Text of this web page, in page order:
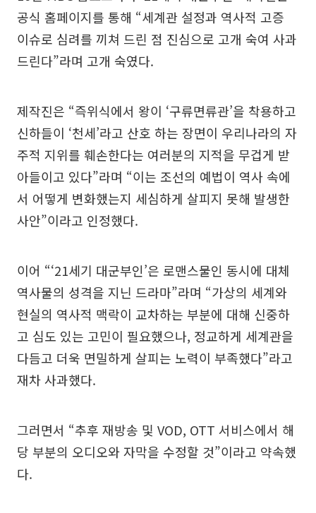
공식 홈페이지를 통해 “세계관 설정과 역사적 고증
이슈로 심려를 끼쳐 드린 점 진심으로 고개 숙여 사과
드린다”라며 고개 숙였다.
제작진은 “즉위식에서 왕이 ‘구류면류관’을 착용하고
신하들이 ‘천세’라고 산호 하는 장면이 우리나라의 자
주적 지위를 훼손한다는 여러분의 지적을 무겁게 받
아들이고 있다”라며 “이는 조선의 예법이 역사 속에
서 어떻게 변화했는지 세심하게 살피지 못해 발생한
사안”이라고 인정했다.
이어 “‘21세기 대군부인’은 로맨스물인 동시에 대체
역사물의 성격을 지닌 드라마”라며 “가상의 세계와
현실의 역사적 맥락이 교차하는 부분에 대해 신중하
고 심도 있는 고민이 필요했으나, 정교하게 세계관을
다듬고 더욱 면밀하게 살피는 노력이 부족했다”라고
재차 사과했다.
그러면서 “추후 재방송 및 VOD, OTT 서비스에서 해
당 부분의 오디오와 자막을 수정할 것”이라고 약속했
다.